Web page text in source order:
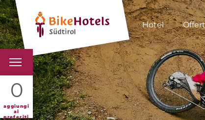
Hotel
0
aggiungi
ai
preferiti
BIKEHOTELS
HOTELS &